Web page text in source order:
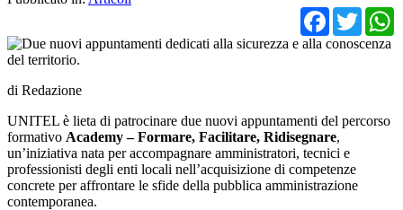
di Redazione
UNITEL è lieta di patrocinare due nuovi appuntamenti del percorso
formativo Academy – Formare, Facilitare, Ridisegnare,
un’iniziativa nata per accompagnare amministratori, tecnici e
professionisti degli enti locali nell’acquisizione di competenze
concrete per affrontare le sfide della pubblica amministrazione
contemporanea.